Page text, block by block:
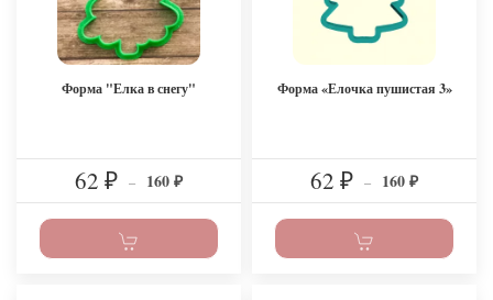
Форма "Елка в снегу"
62 ₽ – 160 ₽
Форма «Елочка пушистая 3»
62 ₽ – 160 ₽